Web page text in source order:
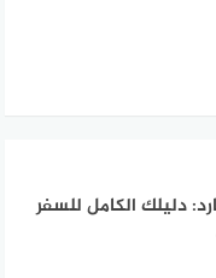
دليلك الكامل للسفر